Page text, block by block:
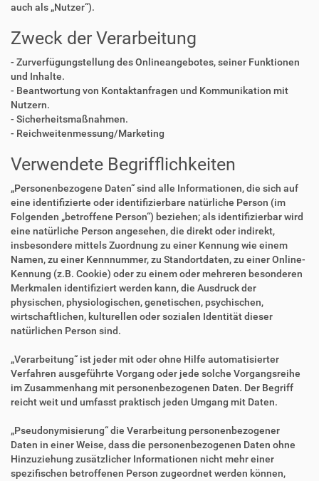
auch als „Nutzer“).
Zweck der Verarbeitung
- Zurverfügungstellung des Onlineangebotes, seiner Funktionen
und Inhalte.
- Beantwortung von Kontaktanfragen und Kommunikation mit
Nutzern.
- Sicherheitsmaßnahmen.
- Reichweitenmessung/Marketing
Verwendete Begrifflichkeiten
„Personenbezogene Daten“ sind alle Informationen, die sich auf
eine identifizierte oder identifizierbare natürliche Person (im
Folgenden „betroffene Person“) beziehen; als identifizierbar wird
eine natürliche Person angesehen, die direkt oder indirekt,
insbesondere mittels Zuordnung zu einer Kennung wie einem
Namen, zu einer Kennnummer, zu Standortdaten, zu einer Online-
Kennung (z.B. Cookie) oder zu einem oder mehreren besonderen
Merkmalen identifiziert werden kann, die Ausdruck der
physischen, physiologischen, genetischen, psychischen,
wirtschaftlichen, kulturellen oder sozialen Identität dieser
natürlichen Person sind.
„Verarbeitung“ ist jeder mit oder ohne Hilfe automatisierter
Verfahren ausgeführte Vorgang oder jede solche Vorgangsreihe
im Zusammenhang mit personenbezogenen Daten. Der Begriff
reicht weit und umfasst praktisch jeden Umgang mit Daten.
„Pseudonymisierung“ die Verarbeitung personenbezogener
Daten in einer Weise, dass die personenbezogenen Daten ohne
Hinzuziehung zusätzlicher Informationen nicht mehr einer
spezifischen betroffenen Person zugeordnet werden können,